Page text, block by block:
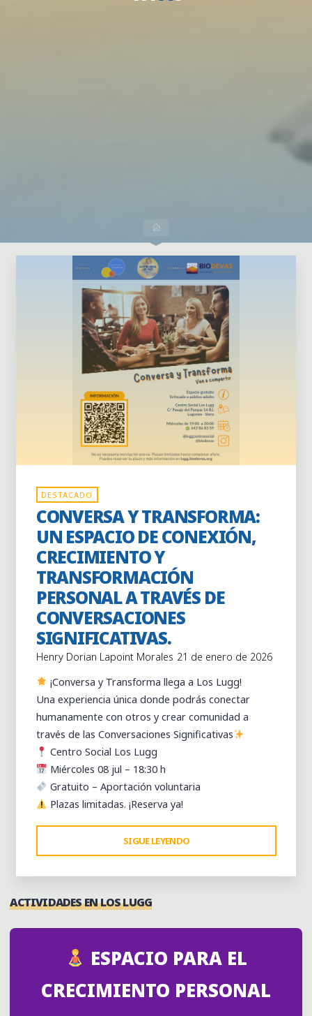
Actividades
Lugg
DESTACADO
CONVERSA Y TRANSFORMA:
UN ESPACIO DE CONEXIÓN,
CRECIMIENTO Y
TRANSFORMACIÓN
PERSONAL A TRAVÉS DE
CONVERSACIONES
SIGNIFICATIVAS.
Henry Dorian Lapoint Morales 21 de enero de 2026
¡Conversa y Transforma llega a Los Lugg!
Una experiencia única donde podrás conectar
humanamente con otros y crear comunidad a
través de las Conversaciones Significativas
Centro Social Los Lugg
Miércoles 08 jul – 18:30 h
Gratuito – Aportación voluntaria
Plazas limitadas. ¡Reserva ya!
SIGUE LEYENDO
Y
TRANSFORMA:
DE
CRECIMIENTO
TRANSFORMACIÓN
ACTIVIDADES EN LOS LUGG
ESPACIO PARA EL
CRECIMIENTO PERSONAL